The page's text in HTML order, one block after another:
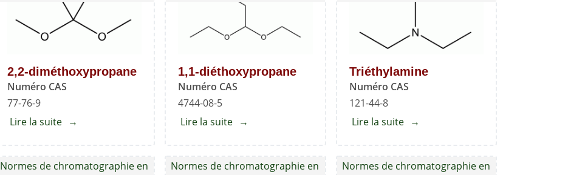
2,2-diméthoxypropane
Numéro CAS
77-76-9
Lire la suiteabout
1,1-diéthoxypropane
Numéro CAS
4744-08-5
Lire la suite about
Triéthylamine
Numéro CAS
121-44-8
Lire la suiteabout
Normes de chromatographie en
Normes de chromatographie en
Normes de chromatographie en